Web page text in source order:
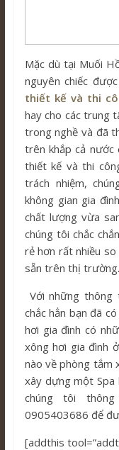
Mặc dù tại Muối
nguyên chiếc
thiết kế và thi
hay cho các trung
trong nghề và đã
trên khắp cả nước
thiết kế và thi
trách nhiệm,
không gian gia
chất lượng vừa
chúng tôi chắc
rẻ hơn rất nhiều
sẵn trên thị trường.
Với những thông
chắc hẳn bạn đã
hơi gia đình có
xông hơi gia đình
nào về phòng tắm
xây dựng một Spa
chúng tôi
0905403686 để
[addthis